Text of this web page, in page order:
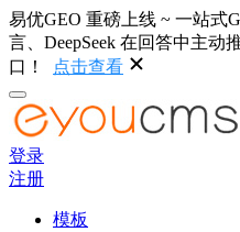
易优GEO 重磅上线 ~ 一站式
言、DeepSeek 在回答中主动
口！
点击查看
登录
注册
模板